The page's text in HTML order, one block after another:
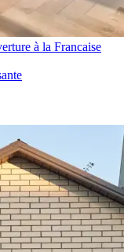
Ouverture à la Francaise